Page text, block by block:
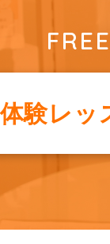
験レッ